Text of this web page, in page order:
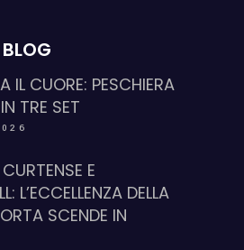
IL CUORE: PESCHIERA
TRE SET
E
L’ECCELLENZA DELLA
SCENDE IN